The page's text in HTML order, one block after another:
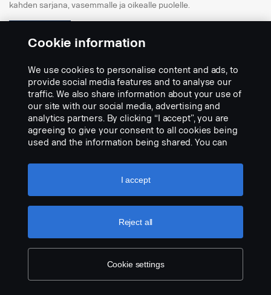
kahden sarjana, vasemmalle ja oikealle puolelle.
Cookie information
We use cookies to personalise content and ads, to
provide social media features and to analyse our
traffic. We also share information about your use of
our site with our social media, advertising and
analytics partners. By clicking “I accept”, you are
agreeing to give your consent to all cookies being
used and the information being shared. You can
settings” and selecting the categories you’d like to
accept. For a more detailed explanation of how we
Cookie settings
Reject all
I accept